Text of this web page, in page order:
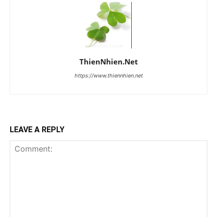
ThienNhien.Net
https://www.thiennhien.net
LEAVE A REPLY